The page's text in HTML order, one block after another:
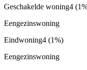
Geschakelde woning4
Eengezinswoning
Eindwoning4 (1%)
Eengezinswoning